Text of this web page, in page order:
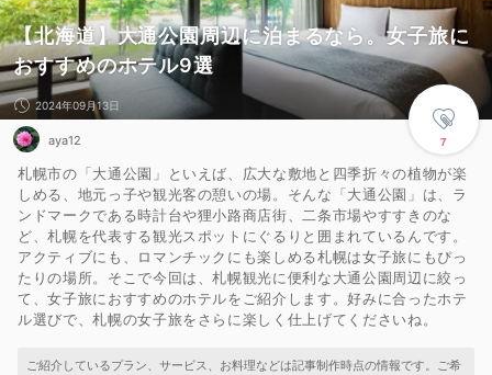
【北海道】大通公園周辺に泊まるなら。女子旅に
おすすめのホテル9選
7
2024年09月13日
aya12
札幌市の「大通公園」といえば、広大な敷地と四季折々の植物が楽
しめる、地元っ子や観光客の憩いの場。そんな「大通公園」は、ラ
ンドマークである時計台や狸小路商店街、二条市場やすすきのな
ど、札幌を代表する観光スポットにぐるりと囲まれているんです。
アクティブにも、ロマンチックにも楽しめる札幌は女子旅にもぴっ
たりの場所。そこで今回は、札幌観光に便利な大通公園周辺に絞っ
て、女子旅におすすめのホテルをご紹介します。好みに合ったホテ
ル選びで、札幌の女子旅をさらに楽しく仕上げてくださいね。